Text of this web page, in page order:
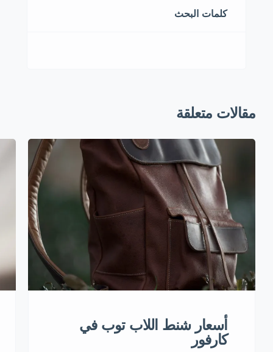
كلمات البحث
مقالات متعلقة
أسعار شنط اللاب توب في
كارفور